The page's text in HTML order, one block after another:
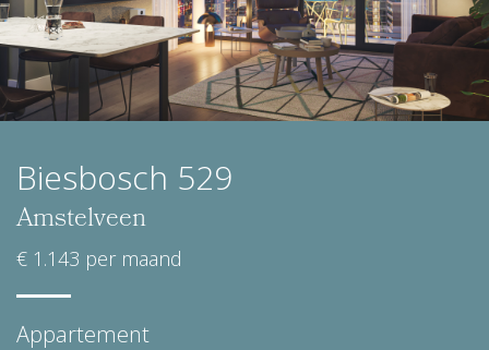
Biesbosch 529
Amstelveen
€ 1.143 per maand
Appartement